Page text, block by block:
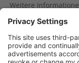
Weitere